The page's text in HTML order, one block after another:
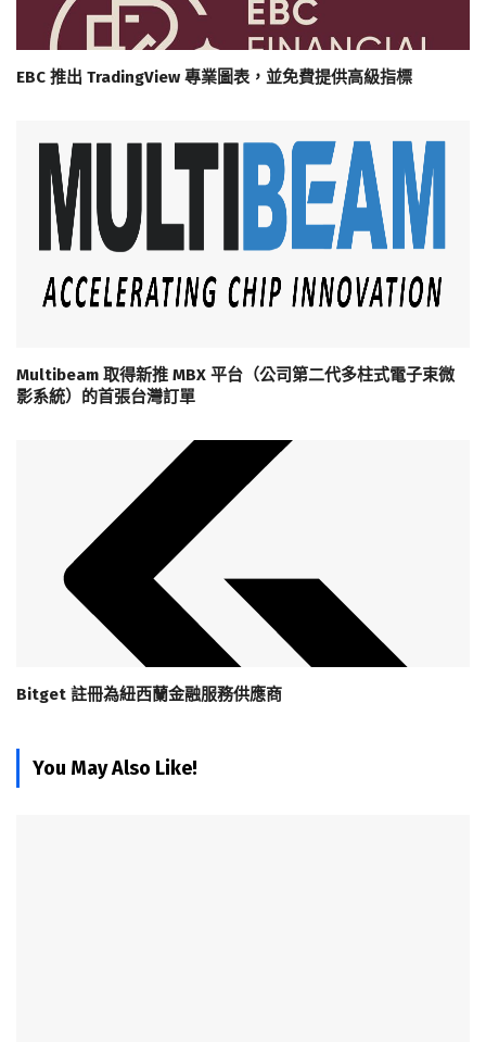
EBC 推出 TradingView 專業圖表，並免費提供高級指標
Multibeam 取得新推 MBX 平台（公司第二代多柱式電子束微
影系統）的首張台灣訂單
Bitget 註冊為紐西蘭金融服務供應商
You May Also Like!